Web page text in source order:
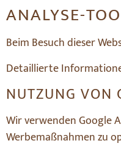
ANALYSE-
Beim Besuch dieser
Detaillierte
NUTZUNG VON
Wir verwenden Google
Werbemaßnahmen zu